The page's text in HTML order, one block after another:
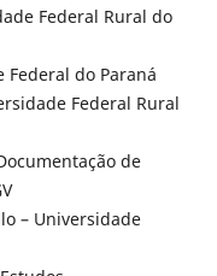
Federal Rural do
Federal do Paraná
Federal Rural
de
– Universidade